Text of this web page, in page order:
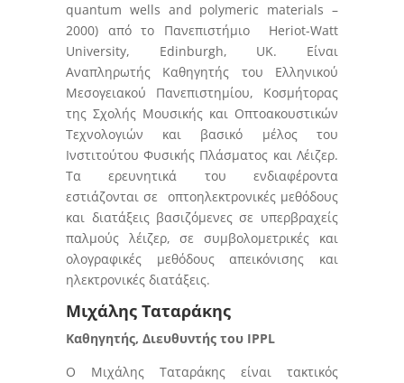
quantum wells and polymeric materials –
2000) από το Πανεπιστήμιο Heriot-Watt
University, Edinburgh, UK. Είναι
Αναπληρωτής Καθηγητής του Ελληνικού
Μεσογειακού Πανεπιστημίου, Κοσμήτορας
της Σχολής Μουσικής και Οπτοακουστικών
Τεχνολογιών και βασικό μέλος του
Ινστιτούτου Φυσικής Πλάσματος και Λέιζερ.
Τα ερευνητικά του ενδιαφέροντα
εστιάζονται σε οπτοηλεκτρονικές μεθόδους
και διατάξεις βασιζόμενες σε υπερβραχείς
παλμούς λέιζερ, σε συμβολομετρικές και
ολογραφικές μεθόδους απεικόνισης και
ηλεκτρονικές διατάξεις.
Μιχάλης Ταταράκης
Καθηγητής, Διευθυντής του IPPL
Ο Μιχάλης Ταταράκης είναι τακτικός